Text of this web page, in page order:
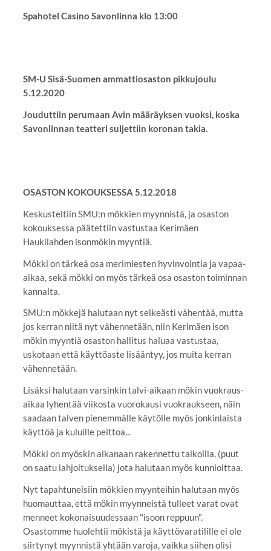
Spahotel Casino Savonlinna klo 13:00
SM-U Sisä-Suomen ammattiosaston pikkujoulu
5.12.2020
Jouduttiin perumaan Avin määräyksen vuoksi, koska
Savonlinnan teatteri suljettiin koronan takia.
OSASTON KOKOUKSESSA 5.12.2018
Keskusteltiin SMU:n mökkien myynnistä, ja osaston
kokouksessa päätettiin vastustaa Kerimäen
Haukilahden isonmökin myyntiä.
Mökki on tärkeä osa merimiesten hyvinvointia ja vapaa-
aikaa, sekä mökki on myös tärkeä osa osaston toiminnan
kannalta.
SMU:n mökkejä halutaan nyt selkeästi vähentää, mutta
jos kerran niitä nyt vähennetään, niin Kerimäen ison
mökin myyntiä osaston hallitus haluaa vastustaa,
uskotaan että käyttöaste lisääntyy, jos muita kerran
vähennetään.
Lisäksi halutaan varsinkin talvi-aikaan mökin vuokraus-
aikaa lyhentää viikosta vuorokausi vuokraukseen, näin
saadaan talven pienemmälle käytölle myös jonkinlaista
käyttöä ja kuluille peittoa...
Mökki on myöskin aikanaan rakennettu talkoilla, (puut
on saatu lahjoituksella) jota halutaan myös kunnioittaa.
Nyt tapahtuneisiin mökkien myynteihin halutaan myös
huomauttaa, että mökin myynneistä tulleet varat ovat
menneet kokonaisuudessaan "isoon reppuun".
Osastomme huolehtii mökistä ja käyttövaratilille ei ole
siirtynyt myynnistä yhtään varoja, vaikka siihen olisi